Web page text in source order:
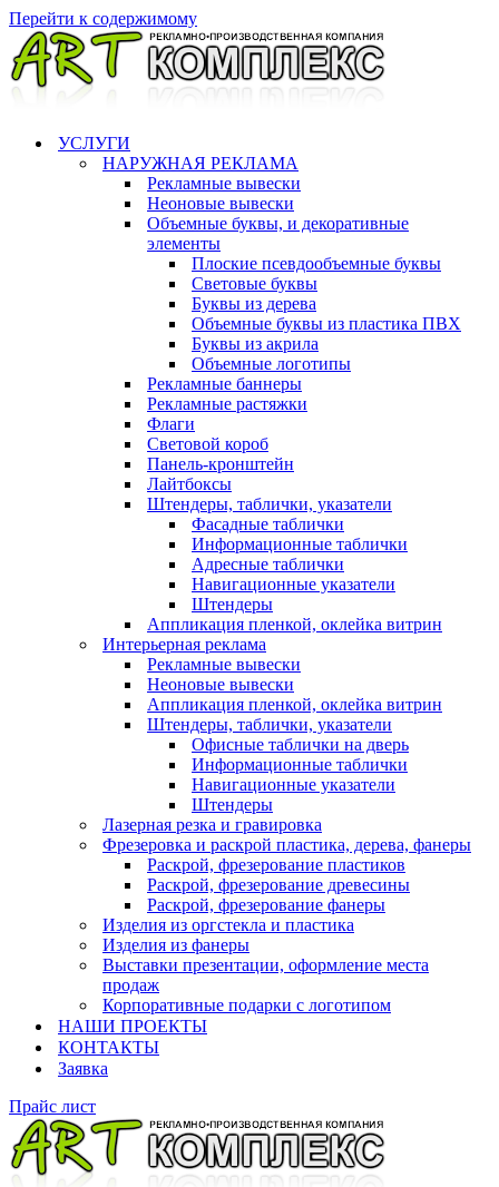
Перейти к содержимому
УСЛУГИ
НАРУЖНАЯ РЕКЛАМА
Рекламные вывески
Неоновые вывески
Объемные буквы, и декоративные
элементы
Плоские псевдообъемные буквы
Световые буквы
Буквы из дерева
Объемные буквы из пластика ПВХ
Буквы из акрила
Объемные логотипы
Рекламные баннеры
Рекламные растяжки
Флаги
Световой короб
Панель-кронштейн
Лайтбоксы
Штендеры, таблички, указатели
Фасадные таблички
Информационные таблички
Адресные таблички
Навигационные указатели
Штендеры
Аппликация пленкой, оклейка витрин
Интерьерная реклама
Рекламные вывески
Неоновые вывески
Аппликация пленкой, оклейка витрин
Штендеры, таблички, указатели
Офисные таблички на дверь
Информационные таблички
Навигационные указатели
Штендеры
Лазерная резка и гравировка
Фрезеровка и раскрой пластика, дерева, фанеры
Раскрой, фрезерование пластиков
Раскрой, фрезерование древесины
Раскрой, фрезерование фанеры
Изделия из оргстекла и пластика
Изделия из фанеры
Выставки презентации, оформление места
продаж
Корпоративные подарки с логотипом
НАШИ ПРОЕКТЫ
КОНТАКТЫ
Заявка
Прайс лист